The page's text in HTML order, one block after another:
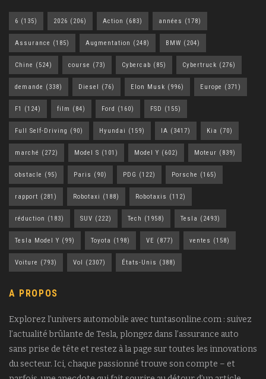
6 (135) 2026 (206) Action (683) années (178)
Assurance (185) Augmentation (248) BMW (204)
Chine (524) course (73) Cybercab (85) Cybertruck (276)
demande (338) Diesel (76) Elon Musk (996) Europe (371)
F1 (124) film (84) Ford (160) FSD (155)
Full Self-Driving (90) Hyundai (159) IA (3417) Kia (70)
marché (272) Model S (101) Model Y (602) Moteur (839)
obstacle (95) Paris (90) PDG (122) Porsche (165)
rapport (281) Robotaxi (188) Robotaxis (112)
réduction (183) SUV (222) Tech (1958) Tesla (2493)
Tesla Model Y (99) Toyota (198) VE (877) ventes (158)
Voiture (793) Vol (2307) États-Unis (388)
A PROPOS
Explorez l’univers automobile avec tuntasonline.com : suivez
l’actualité brûlante de Tesla, plongez dans l’assurance auto
sans prise de tête et restez à la page sur toutes les innovations
du secteur. Ici, chaque passionné trouve son compte – et